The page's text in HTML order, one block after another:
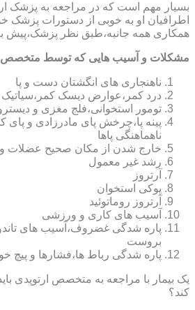
بسیار مهم است که در مراجعه به پزشک
اطرافیان او به خوبی از دستورات پزشک
همکاری همه جانبه،طبق نظر پزشک،پیش
مشکلات و آسیب هایی که توسط متخصص
ناهنجاری های انگشتان دست و پا
درد کمر،عوارض دیسک کمر،سیاتیک
تومور استخوانی،فلج مغزی و
پینه پا،چرخش پای مادرزادی و پای
ناهماهنگی پاها
خارج شدن از مکان صحیح عضلات
رشد غیر معمول
آرتروز
پوکی استخوان
آرتروز روماتوئید
آسیب های کاری و ورزشی
پاره شدگی غضروف،آسیب های
بروست
پاره شدگی رباط ها،فشارها و پیچ
یک بیمار با مراجعه به متخصص ارتوپدی
کند؟